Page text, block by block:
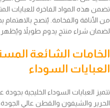
تضمن هذه المواد الفاخرة للعبايات
من الأناقة والفخامة. يُنصح بالاهتمام
لضمان شراء منتج يدوم طويلاً
الخامات الشائعة
العبايات السوداء
تتميز العبايات السوداء الخليجية
الحرير والشيفون والقطن عالي